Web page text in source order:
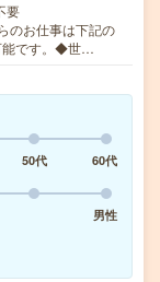
要
のお仕事は下記の
能です。◆世…
50代
60代
男性